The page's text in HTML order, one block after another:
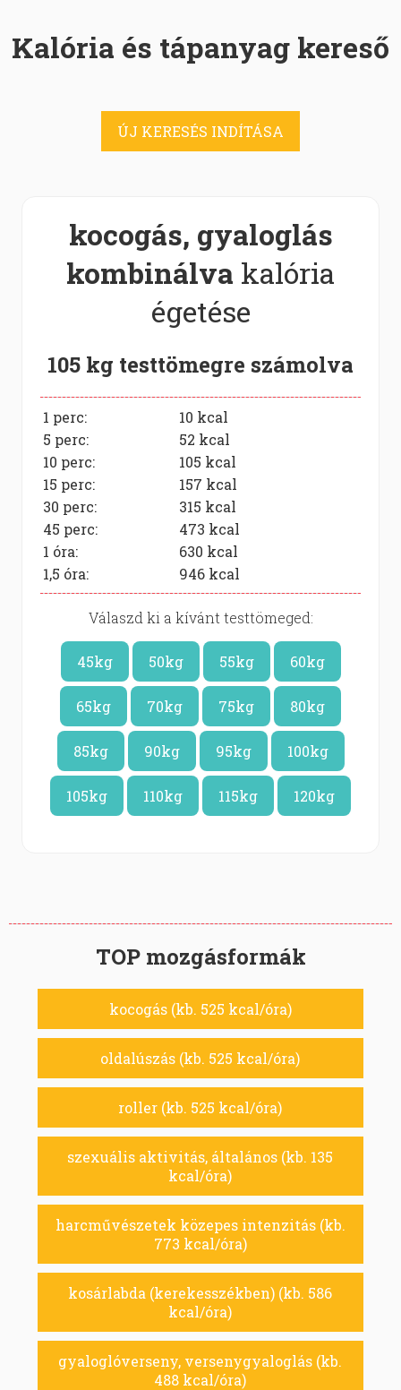
Kalória és tápanyag kereső
ÚJ KERESÉS INDÍTÁSA
kocogás, gyaloglás
kombinálva kalória
égetése
105 kg testtömegre számolva
1 perc: 10 kcal
5 perc:
52 kcal
10 perc:
105 kcal
15 perc:
157 kcal
30 perc:
315 kcal
45 perc:
473 kcal
1 óra:
630 kcal
1,5 óra:
946 kcal
Válaszd ki a kívánt testtömeged:
45kg 50kg 55kg 60kg
65kg 70kg 75kg 80kg
85kg 90kg 95kg 100kg
105kg 110kg 115kg 120kg
TOP mozgásformák
kocogás (kb. 525 kcal/óra)
oldalúszás (kb. 525 kcal/óra)
roller (kb. 525 kcal/óra)
szexuális aktivitás, általános (kb. 135
kcal/óra)
harcművészetek közepes intenzitás (kb.
773 kcal/óra)
kosárlabda (kerekesszékben) (kb. 586
kcal/óra)
gyaloglóverseny, versenygyaloglás (kb.
488 kcal/óra)